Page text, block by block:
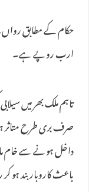
ارب روپے ہے۔
تاہم ملک بھر میں
صرف بری طرح متاثر
داخل ہونے سے خام
باعث کاروبار بند ہو